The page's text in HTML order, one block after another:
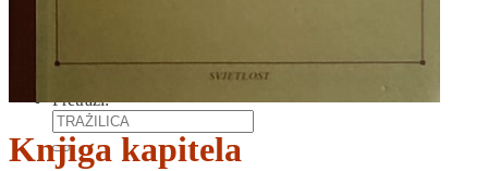
Novosti
Pretraži:
Knjiga kapitela